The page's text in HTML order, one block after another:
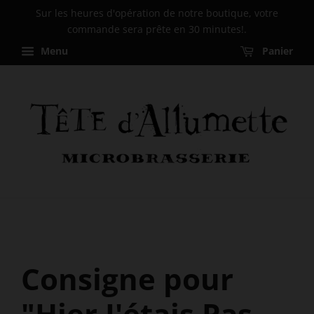
Sur les heures d'opération de notre boutique, votre
commande sera prête en 30 minutes!.
Menu
Panier
Consigne pour